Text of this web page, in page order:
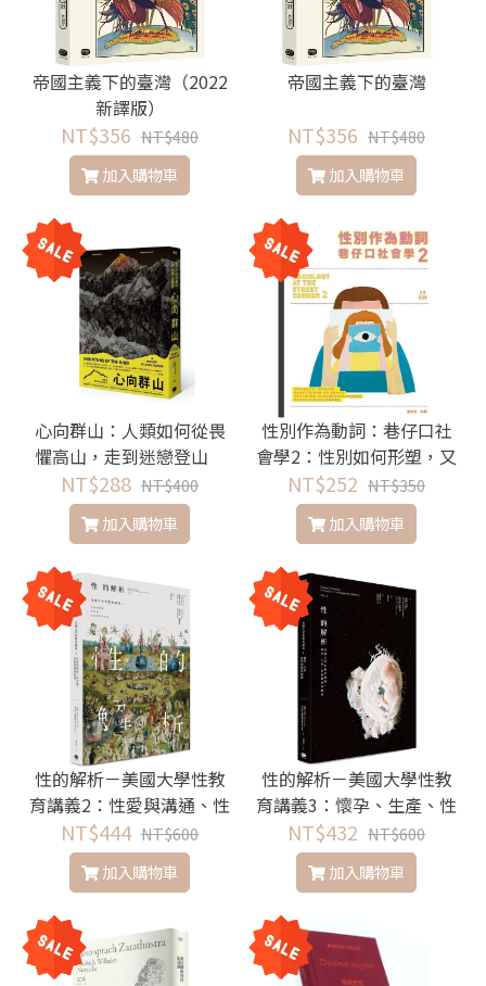
帝國主義下的臺灣（2022
新譯版）
NT$356 NT$480
加入購物車
帝國主義下的臺灣
NT$356 NT$480
加入購物車
心向群山：人類如何從畏
懼高山，走到迷戀登山
NT$288 NT$400
加入購物車
性別作為動詞：巷仔口社
會學2：性別如何形塑，又
如何在行動中翻轉？
NT$252 NT$350
加入購物車
性的解析－美國大學性教
育講義2：性愛與溝通、性
表現、性犯罪與性產業
NT$444 NT$600
加入購物車
性的解析－美國大學性教
育講義3：懷孕、生產、性
的醫療與健康
NT$432 NT$600
加入購物車